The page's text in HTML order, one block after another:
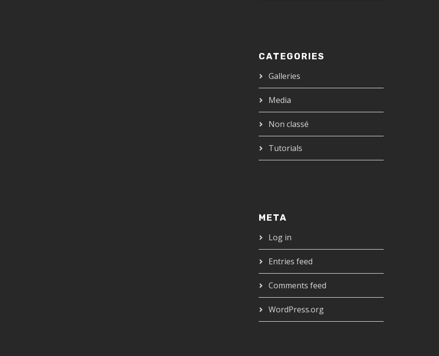
CATEGORIES
Galleries
Media
Non classé
Tutorials
META
Log in
Entries feed
Comments feed
WordPress.org